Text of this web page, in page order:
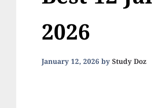
2026
January 12, 2026 byStudy Doz